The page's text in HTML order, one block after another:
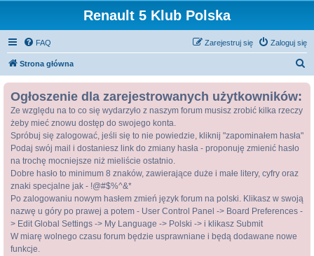
Renault 5 Klub Polska
FAQ Zaloguj się
Zarejestruj się
Strona główna
Ogłoszenie dla zarejestrowanych użytkowników:
Ze względu na to co się wydarzyło z naszym forum musisz zrobić kilka rzeczy
żeby mieć znowu dostęp do swojego konta.
Spróbuj się zalogować, jeśli się to nie powiedzie, kliknij "zapominałem hasła"
Podaj swój mail i dostaniesz link do zmiany hasła - proponuję zmienić hasło
na trochę mocniejsze niż mieliście ostatnio.
Dobre hasło to minimum 8 znaków, zawierające duże i małe litery, cyfry oraz
znaki specjalne jak - !@#$%^&*
Po zalogowaniu nowym hasłem zmień język forum na polski. Klikasz w swoją
nazwę u góry po prawej a potem - User Control Panel -> Board Preferences -
> Edit Global Settings -> My Language -> Polski -> i klikasz Submit
W miarę wolnego czasu forum będzie usprawniane i będą dodawane nowe
funkcje.